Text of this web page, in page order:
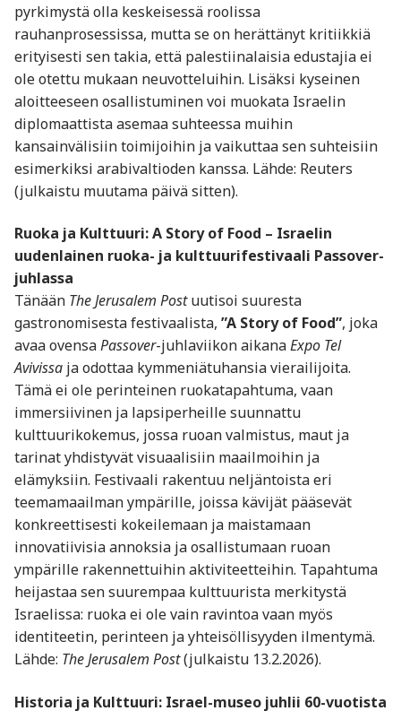
pyrkimystä olla keskeisessä roolissa
rauhanprosessissa, mutta se on herättänyt kritiikkiä
erityisesti sen takia, että palestiinalaisia edustajia ei
ole otettu mukaan neuvotteluihin. Lisäksi kyseinen
aloitteeseen osallistuminen voi muokata Israelin
diplomaattista asemaa suhteessa muihin
kansainvälisiin toimijoihin ja vaikuttaa sen suhteisiin
esimerkiksi arabivaltioden kanssa. Lähde: Reuters
(julkaistu muutama päivä sitten).
Ruoka ja Kulttuuri: A Story of Food – Israelin
uudenlainen ruoka- ja kulttuurifestivaali Passover-
juhlassa
Tänään The Jerusalem Postuutisoi suuresta
gastronomisesta festivaalista, ”A Story of Food”, joka
avaa ovensaPassover-juhlaviikon aikanaExpo Tel
Avivissa ja odottaa kymmeniätuhansia vierailijoita.
Tämä ei ole perinteinen ruokatapahtuma, vaan
immersiivinen ja lapsiperheille suunnattu
kulttuurikokemus, jossa ruoan valmistus, maut ja
tarinat yhdistyvät visuaalisiin maailmoihin ja
elämyksiin. Festivaali rakentuu neljäntoista eri
teemamaailman ympärille, joissa kävijät pääsevät
konkreettisesti kokeilemaan ja maistamaan
innovatiivisia annoksia ja osallistumaan ruoan
ympärille rakennettuihin aktiviteetteihin. Tapahtuma
heijastaa sen suurempaa kulttuurista merkitystä
Israelissa: ruoka ei ole vain ravintoa vaan myös
identiteetin, perinteen ja yhteisöllisyyden ilmentymä.
Lähde: The Jerusalem Post(julkaistu 13.2.2026).
Historia ja Kulttuuri: Israel-museo juhlii 60-vuotista